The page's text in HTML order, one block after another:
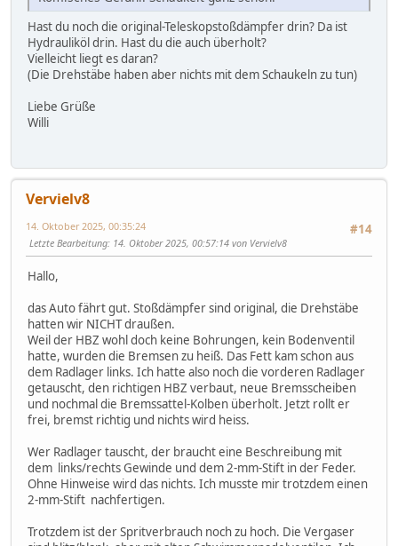
Hast du noch die original-Teleskopstoßdämpfer drin? Da ist
Hydrauliköl drin. Hast du die auch überholt?
Vielleicht liegt es daran?
(Die Drehstäbe haben aber nichts mit dem Schaukeln zu tun)
Liebe Grüße
Willi
Vervielv8
#14
14. Oktober 2025, 00:35:24
Letzte Bearbeitung: 14. Oktober 2025, 00:57:14 von Vervielv8
Hallo,
das Auto fährt gut. Stoßdämpfer sind original, die Drehstäbe
hatten wir NICHT draußen.
Weil der HBZ wohl doch keine Bohrungen, kein Bodenventil
hatte, wurden die Bremsen zu heiß. Das Fett kam schon aus
dem Radlager links. Ich hatte also noch die vorderen Radlager
getauscht, den richtigen HBZ verbaut, neue Bremsscheiben
und nochmal die Bremssattel-Kolben überholt. Jetzt rollt er
frei, bremst richtig und nichts wird heiss.
Wer Radlager tauscht, der braucht eine Beschreibung mit
dem links/rechts Gewinde und dem 2-mm-Stift in der Feder.
Ohne Hinweise wird das nichts. Ich musste mir trotzdem einen
2-mm-Stift nachfertigen.
Trotzdem ist der Spritverbrauch noch zu hoch. Die Vergaser